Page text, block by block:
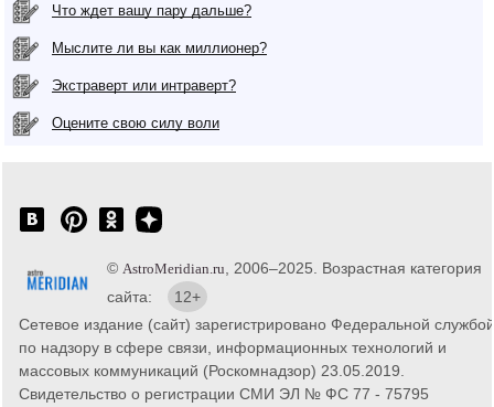
Что ждет вашу пару дальше?
Мыслите ли вы как миллионер?
Экстраверт или интраверт?
Оцените свою силу воли
© AstroMeridian.ru , 2006–2025. Возрастная категория
сайта:
12+
Сетевое издание (сайт) зарегистрировано Федеральной службой
по надзору в сфере связи, информационных технологий и
массовых коммуникаций (Роскомнадзор) 23.05.2019.
Свидетельство о регистрации СМИ ЭЛ № ФС 77 - 75795